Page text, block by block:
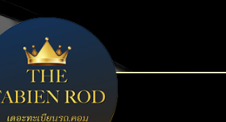
เบอร์สวย VIP